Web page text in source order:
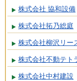
株式会社 協和設備
株式会社拓乃総庭
株式会社柳沢リー
株式会社不動テト
株式会社中村建設